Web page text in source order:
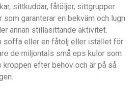
sittkuddar, fåtöljer, sittgrupper
garanterar en bekväm och lugn
annan stillasittande aktivitet.
soffa eller en fåtölj eller istället för
de miljontals små eps kulor som
efter behov och är på så